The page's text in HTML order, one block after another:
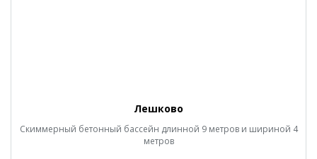
Лешково
Скиммерный бетонный бассейн длинной 9 метров и шириной 4
метров